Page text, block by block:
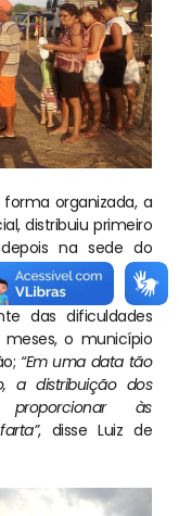
organizada, a
distribuiu primeiro
na sede do
das dificuldades
o município
“Em uma data tão
a distribuição dos
às
, disse Luiz de